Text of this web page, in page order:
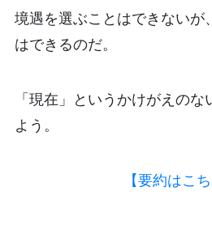
境遇を選ぶことはできないが
はできるのだ。
「現在」というかけがえのな
よう。
【要約はこち